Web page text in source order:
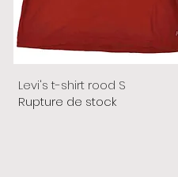
Levi's t-shirt rood S
Rupture de stock